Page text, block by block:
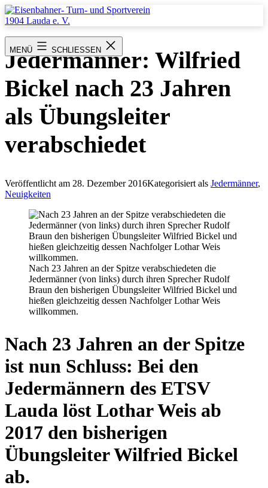
Zum
Inhalt
Turn-
und
Sportverein
Lauda
e.
MENÜ SCHLIESSEN
Jedermänner: Wilfried
Bickel nach 23 Jahren
als Übungsleiter
verabschiedet
Veröffentlicht am 28. Dezember 2016Kategorisiert als Jedermänner,
Neuigkeiten
Nach 23 Jahren an der Spitze verabschiedeten die
Jedermänner (von links) durch ihren Sprecher Rudolf
Braun den bisherigen Übungsleiter Wilfried Bickel und
hießen gleichzeitig dessen Nachfolger Lothar Weis
willkommen.
Nach 23 Jahren an der Spitze
ist nun Schluss: Bei den
Jedermännern des ETSV
Lauda löst Lothar Weis ab
2017 den bisherigen
Übungsleiter Wilfried Bickel
ab.